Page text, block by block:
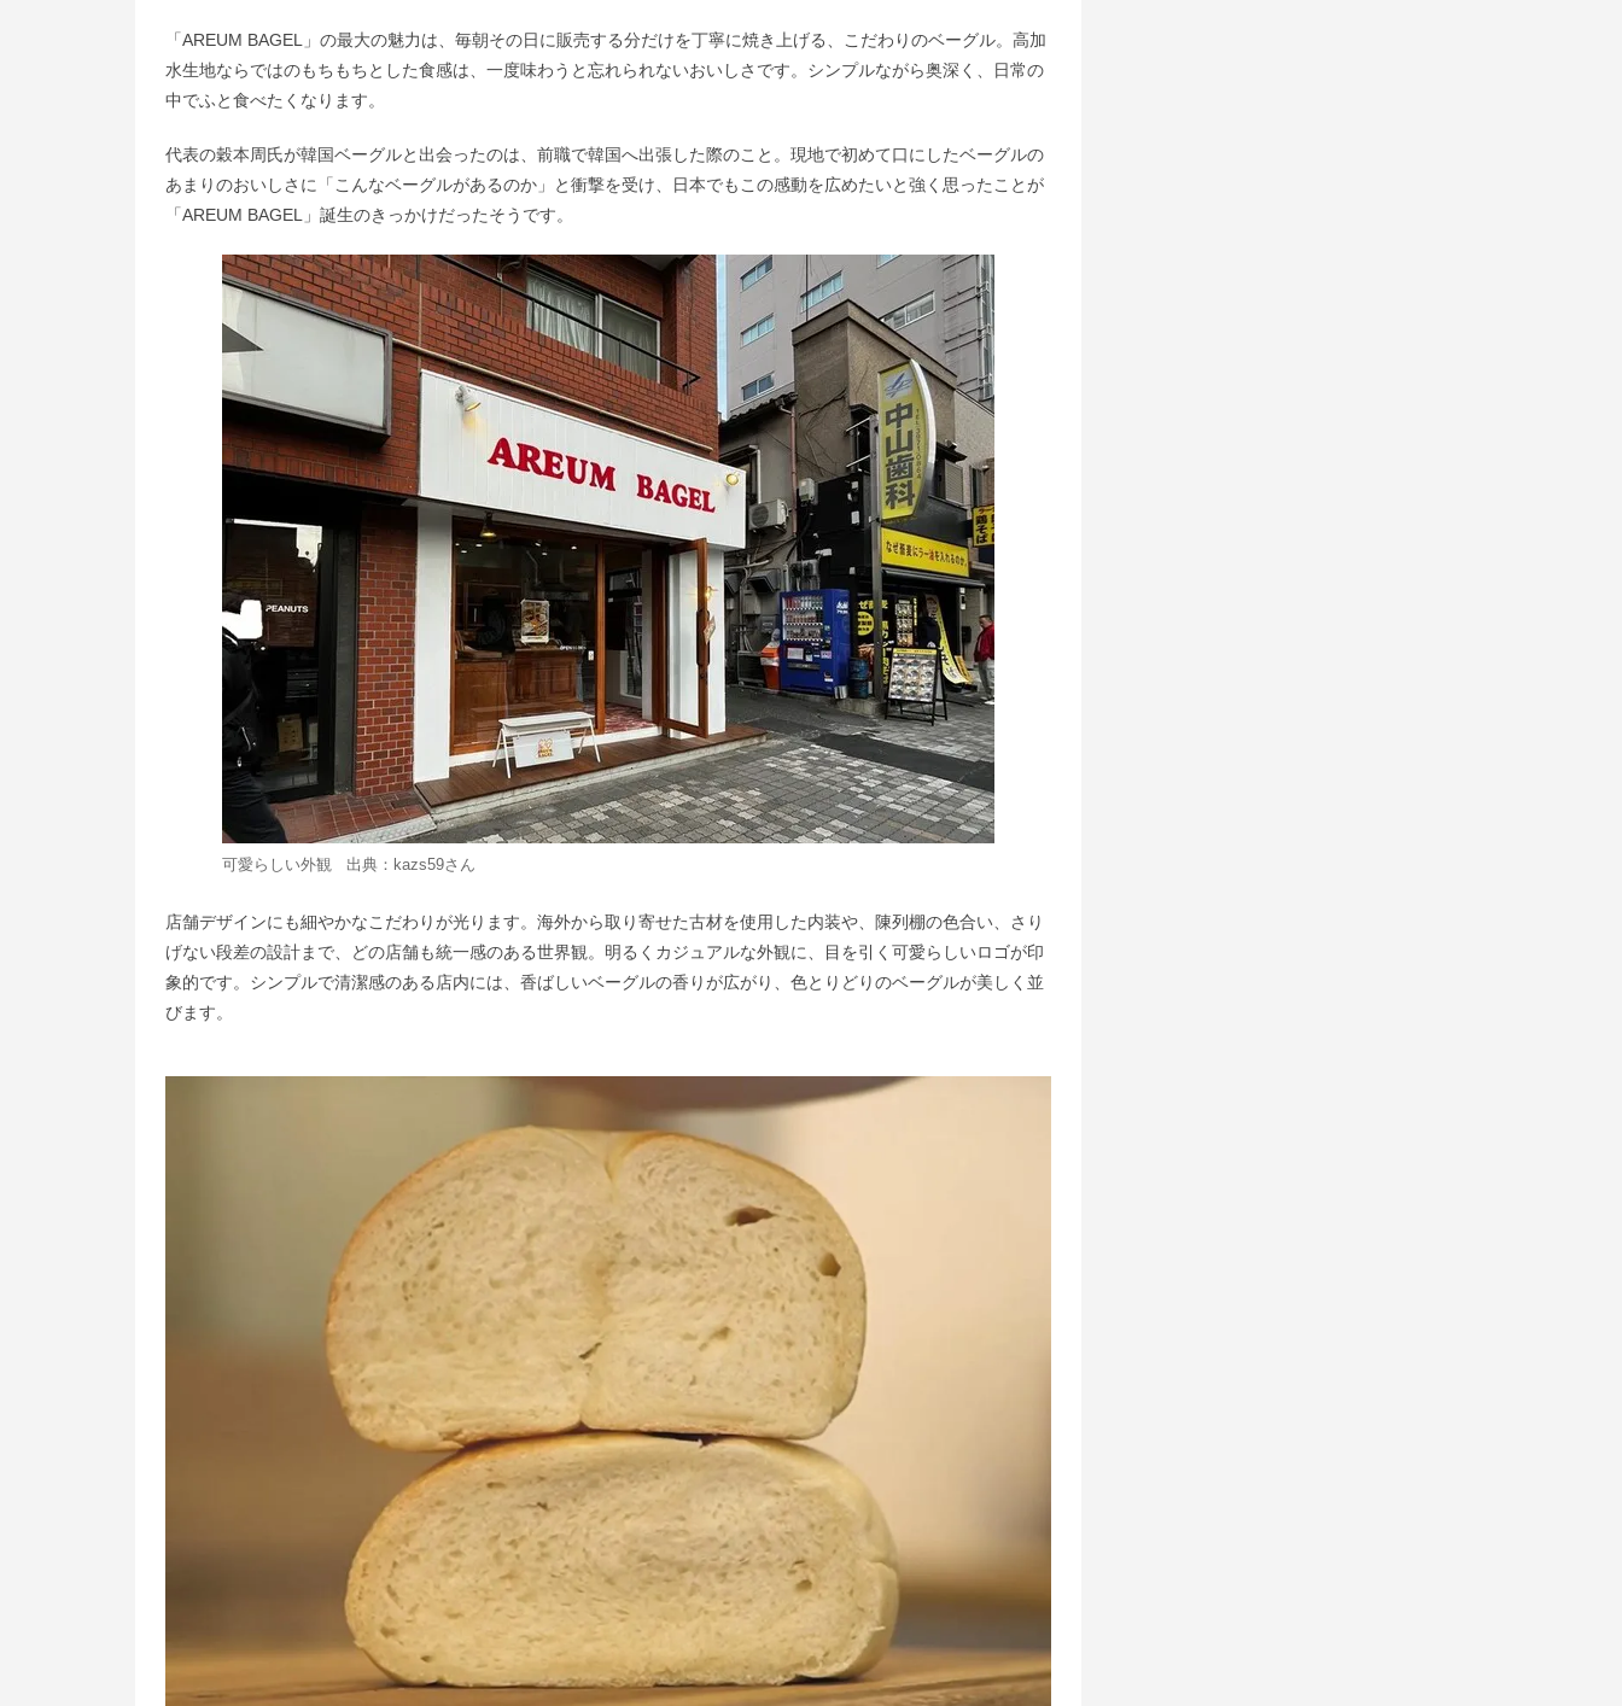
「AREUM BAGEL」の最大の魅力は、毎朝その日に販売する分だけを丁寧に焼き上げる、こだわりのベーグル。高加
水生地ならではのもちもちとした食感は、一度味わうと忘れられないおいしさです。シンプルながら奥深く、日常の
中でふと食べたくなります。
代表の穀本周氏が韓国ベーグルと出会ったのは、前職で韓国へ出張した際のこと。現地で初めて口にしたベーグルの
あまりのおいしさに「こんなベーグルがあるのか」と衝撃を受け、日本でもこの感動を広めたいと強く思ったことが
「AREUM BAGEL」誕生のきっかけだったそうです。
可愛らしい外観 出典： kazs59さん
店舗デザインにも細やかなこだわりが光ります。海外から取り寄せた古材を使用した内装や、陳列棚の色合い、さり
げない段差の設計まで、どの店舗も統一感のある世界観。明るくカジュアルな外観に、目を引く可愛らしいロゴが印
象的です。シンプルで清潔感のある店内には、香ばしいベーグルの香りが広がり、色とりどりのベーグルが美しく並
びます。